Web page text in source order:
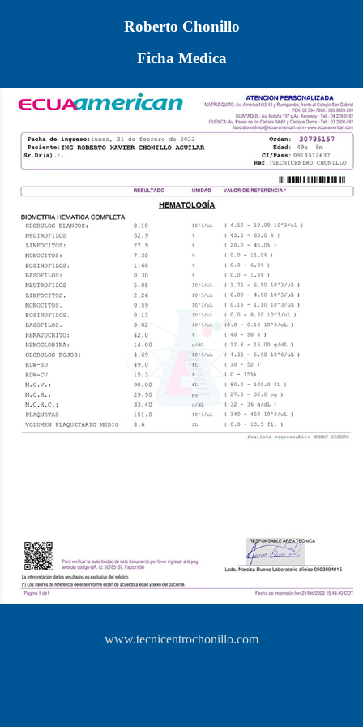
Roberto Chonillo
Ficha Medica
www.tecnicentrochonillo.com